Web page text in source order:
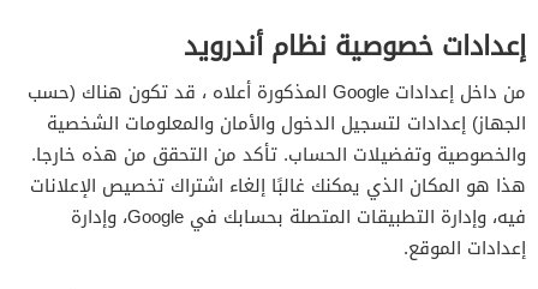
إعدادات خصوصية نظام أندرويد
من داخل إعدادات Google المذكورة أعلاه ، قد تكون هناك (حسب
الجهاز) إعدادات لتسجيل الدخول والأمان والمعلومات الشخصية
والخصوصية وتفضيلات الحساب. تأكد من التحقق من هذه خارجا.
هذا هو المكان الذي يمكنك غالبًا إلغاء اشتراك تخصيص الإعلانات
فيه، وإدارة التطبيقات المتصلة بحسابك في Google، وإدارة
إعدادات الموقع.